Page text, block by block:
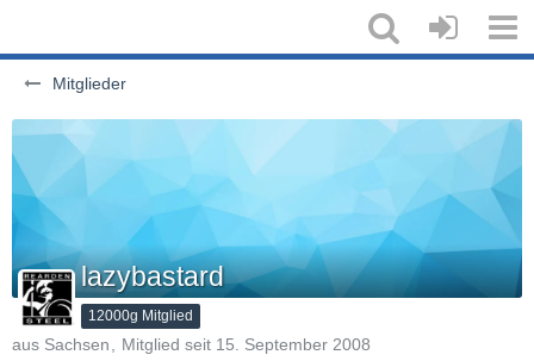
Mitglieder
lazybastard
12000g Mitglied
aus Sachsen
Mitglied seit 15. September 2008